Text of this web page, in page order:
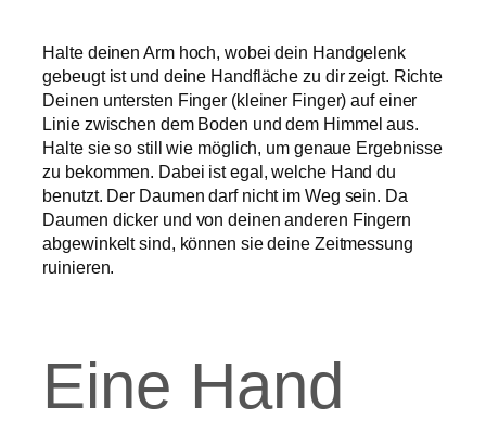
Halte deinen Arm hoch, wobei dein Handgelenk
gebeugt ist und deine Handfläche zu dir zeigt. Richte
Deinen untersten Finger (kleiner Finger) auf einer
Linie zwischen dem Boden und dem Himmel aus.
Halte sie so still wie möglich, um genaue Ergebnisse
zu bekommen. Dabei ist egal, welche Hand du
benutzt. Der Daumen darf nicht im Weg sein. Da
Daumen dicker und von deinen anderen Fingern
abgewinkelt sind, können sie deine Zeitmessung
ruinieren.
Eine Hand